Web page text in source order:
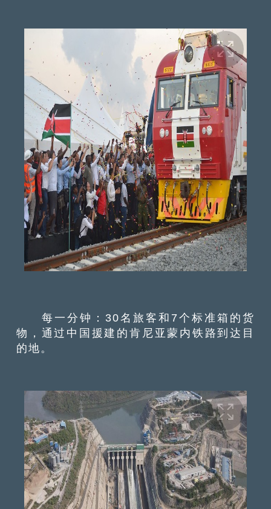
每一分钟：30名旅客和7个标准箱的货
物，通过中国援建的肯尼亚蒙内铁路到达目
的地。